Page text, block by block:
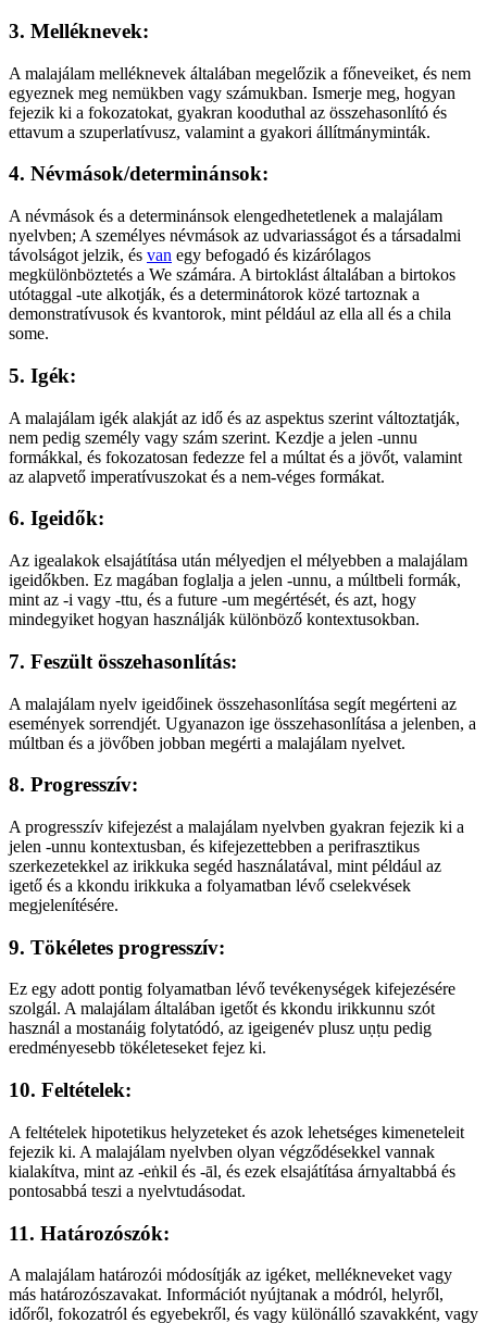
3. Melléknevek:
A malajálam melléknevek általában megelőzik a főneveiket, és nem
egyeznek meg nemükben vagy számukban. Ismerje meg, hogyan
fejezik ki a fokozatokat, gyakran kooduthal az összehasonlító és
ettavum a szuperlatívusz, valamint a gyakori állítmányminták.
4. Névmások/determinánsok:
A névmások és a determinánsok elengedhetetlenek a malajálam
nyelvben; A személyes névmások az udvariasságot és a társadalmi
távolságot jelzik, és van egy befogadó és kizárólagos
megkülönböztetés a We számára. A birtoklást általában a birtokos
utótaggal -ute alkotják, és a determinátorok közé tartoznak a
demonstratívusok és kvantorok, mint például az ella all és a chila
some.
5. Igék:
A malajálam igék alakját az idő és az aspektus szerint változtatják,
nem pedig személy vagy szám szerint. Kezdje a jelen -unnu
formákkal, és fokozatosan fedezze fel a múltat és a jövőt, valamint
az alapvető imperatívuszokat és a nem-véges formákat.
6. Igeidők:
Az igealakok elsajátítása után mélyedjen el mélyebben a malajálam
igeidőkben. Ez magában foglalja a jelen -unnu, a múltbeli formák,
mint az -i vagy -ttu, és a future -um megértését, és azt, hogy
mindegyiket hogyan használják különböző kontextusokban.
7. Feszült összehasonlítás:
A malajálam nyelv igeidőinek összehasonlítása segít megérteni az
események sorrendjét. Ugyanazon ige összehasonlítása a jelenben, a
múltban és a jövőben jobban megérti a malajálam nyelvet.
8. Progresszív:
A progresszív kifejezést a malajálam nyelvben gyakran fejezik ki a
jelen -unnu kontextusban, és kifejezettebben a perifrasztikus
szerkezetekkel az irikkuka segéd használatával, mint például az
igető és a kkondu irikkuka a folyamatban lévő cselekvések
megjelenítésére.
9. Tökéletes progresszív:
Ez egy adott pontig folyamatban lévő tevékenységek kifejezésére
szolgál. A malajálam általában igetőt és kkondu irikkunnu szót
használ a mostanáig folytatódó, az igeigenév plusz uṇṭu pedig
eredményesebb tökéleteseket fejez ki.
10. Feltételek:
A feltételek hipotetikus helyzeteket és azok lehetséges kimeneteleit
fejezik ki. A malajálam nyelvben olyan végződésekkel vannak
kialakítva, mint az -eṅkil és -āl, és ezek elsajátítása árnyaltabbá és
pontosabbá teszi a nyelvtudásodat.
11. Határozószók:
A malajálam határozói módosítják az igéket, mellékneveket vagy
más határozószavakat. Információt nyújtanak a módról, helyről,
időről, fokozatról és egyebekről, és vagy különálló szavakként, vagy